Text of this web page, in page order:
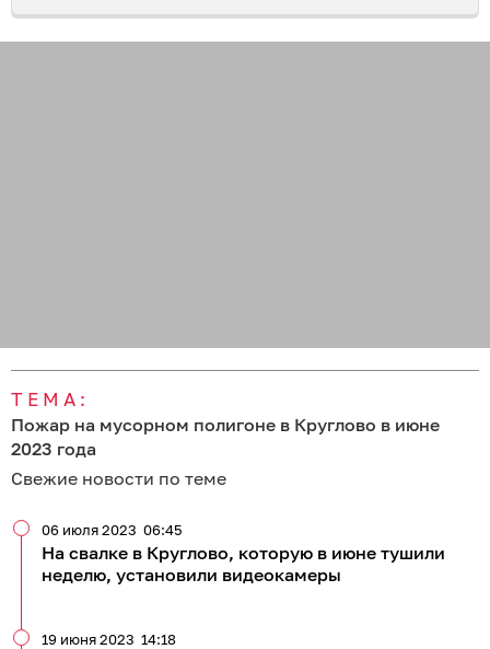
ТЕМА:
Пожар на мусорном полигоне в Круглово в июне
2023 года
Свежие новости по теме
На свалке в Круглово, которую в июне тушили
неделю, установили видеокамеры
06 июля 2023 06:45
19 июня 2023 14:18